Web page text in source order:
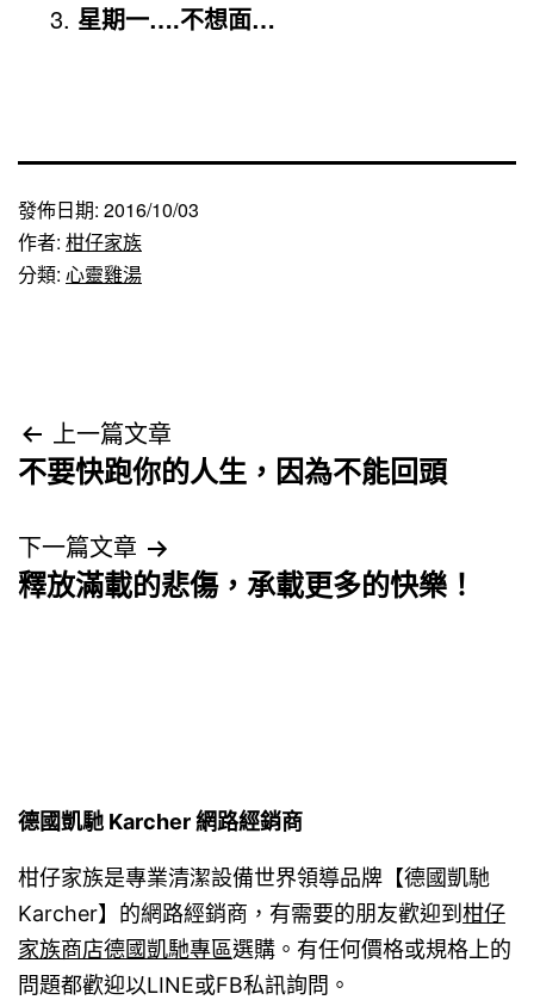
星期一….不想面…
發佈日期: 2016/10/03
作者: 柑仔家族
分類: 心靈雞湯
文
章
導
覽
上一篇文章
不要快跑你的人生，因為不能回頭
下一篇文章
釋放滿載的悲傷，承載更多的快樂！
德國凱馳 Karcher 網路經銷商
柑仔家族是專業清潔設備世界領導品牌【德國凱馳
Karcher】的網路經銷商，有需要的朋友歡迎到 柑仔
家族商店德國凱馳專區選購。有任何價格或規格上的
問題都歡迎以LINE或FB私訊詢問。